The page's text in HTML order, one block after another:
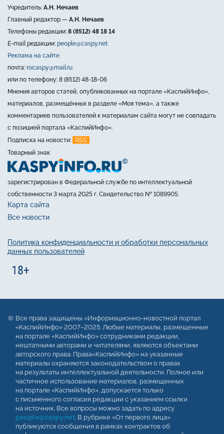
Учредитель: А.Н. Нечаев
Главный редактор — А.Н. Нечаев
Телефоны редакции: 8 (8512) 48 18 14
E-mail редакции: people@caspy.net
Реклама на сайте
почта: rocaspy@mail.ru
или по телефону: 8 (8512) 48-18-06
Мнения авторов статей, опубликованных на портале «КаспийИнфо»,
материалов, размещённых в разделе «Моя тема», а также
комментариев пользователей к материалам сайта могут не совпадать
с позицией портала «КаспийИнфо».
Подписка на новости:
RSS
Товарный знак
зарегистрирован в Федеральной службе по интеллектуальной
собственности 3 марта 2025 г. Свидетельство № 1089905.
Карта сайта
Все новости
Политика конфиденциальности и обработки персональных
данных пользователей
Все права защищены «Информационно-новостной портал
«КаспийИнфо» 2007–2025. Любые материалы, размещенные
на портале «КаспийИнфо» сотрудниками редакции,
нештатными авторами и читателями, являются объектами
авторского права. Права«КаспийИнфо» на указанные
материалы охраняются законодательством о правах
на результаты интеллектуальной деятельности. Полное или
частичное использование материалов, размещенных
на портале «КаспийИнфо», допускается только
с письменного согласия редакции с указанием ссылки
на источник. Все вопросы можно задать по адресу
people@caspy.net. В рубрике «От первого лица»
публикуются сообщения в рамках контрактов об